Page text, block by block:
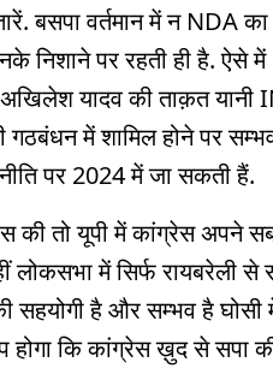
बसपा वर्तमान में न NDA
निशाने पर रहती ही है. ऐसे
यादव की ताक़त
गठबंधन में शामिल होने पर
पर 2024 में जा सकती हैं.
की तो यूपी में कांग्रेस अपने
लोकसभा में सिर्फ रायबरेली
सहयोगी है और सम्भव है घोसी
होगा कि कांग्रेस ख़ुद से सपा